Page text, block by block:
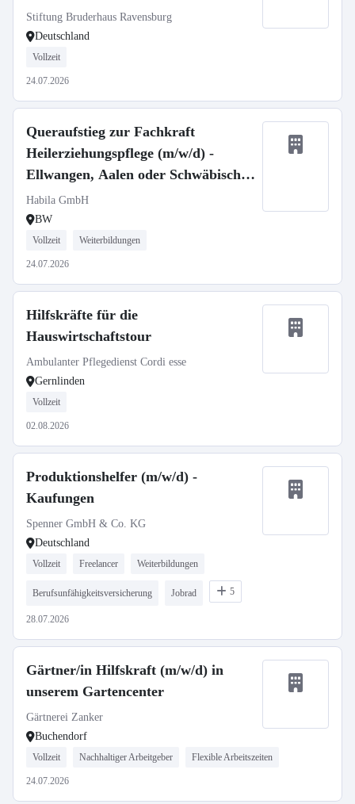
Stiftung Bruderhaus Ravensburg
Deutschland
Vollzeit
24.07.2026
Queraufstieg zur Fachkraft
Heilerziehungspflege (m/w/d) -
Ellwangen, Aalen oder Schwäbisch
Gmünd
Habila GmbH
BW
Vollzeit Weiterbildungen
24.07.2026
Hilfskräfte für die
Hauswirtschaftstour
Ambulanter Pflegedienst Cordi esse
Gernlinden
Vollzeit
02.08.2026
Produktionshelfer (m/w/d) -
Kaufungen
Spenner GmbH & Co. KG
Deutschland
Vollzeit Freelancer Weiterbildungen
Berufsunfähigkeitsversicherung Jobrad 5
28.07.2026
Gärtner/in Hilfskraft (m/w/d) in
unserem Gartencenter
Gärtnerei Zanker
Buchendorf
Vollzeit Nachhaltiger Arbeitgeber Flexible Arbeitszeiten
24.07.2026